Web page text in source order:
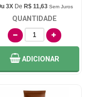
3XDe R$ 11,63 Sem Juros
QUANTIDADE
ADICIONAR